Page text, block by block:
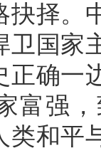
抉择。
卫国家
正确一
富强
类和平